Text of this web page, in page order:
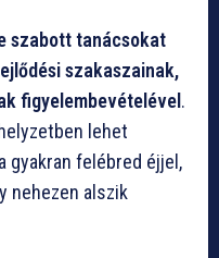
szabott tanácsokat
szakaszainak,
figyelembevételével .
lehet
gyakran felébred éjjel,
nehezen alszik